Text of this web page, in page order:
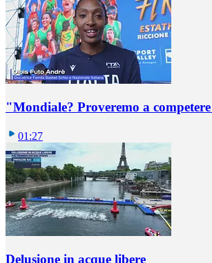
"Mondiale? Proveremo a
01:27
Delusione in acque libere